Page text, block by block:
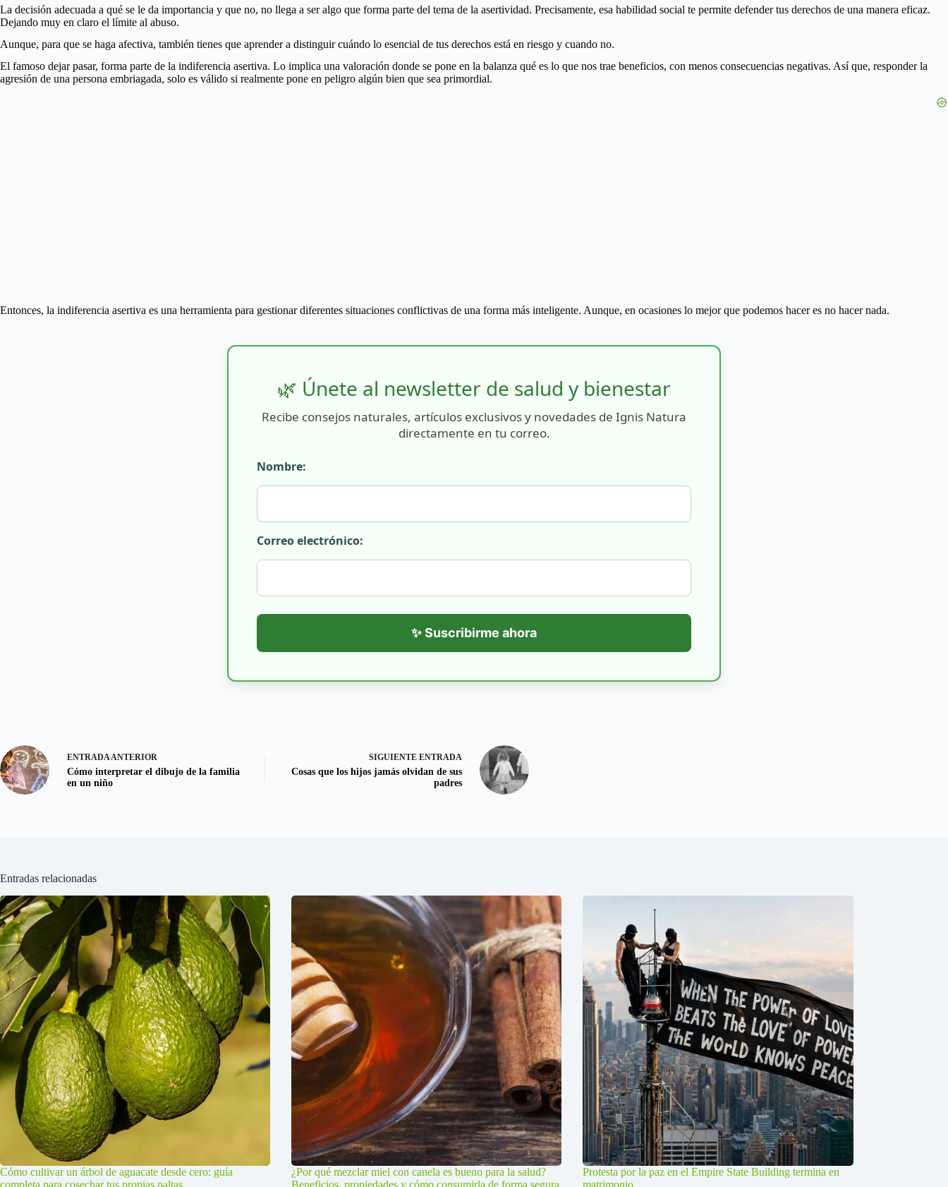
La decisión adecuada a qué se le da importancia y que no, no llega a ser algo que forma parte del tema de la asertividad. Precisamente, esa habilidad social te permite defender tus derechos de una manera eficaz.
Dejando muy en claro el límite al abuso.
Aunque, para que se haga afectiva, también tienes que aprender a distinguir cuándo lo esencial de tus derechos está en riesgo y cuando no.
El famoso dejar pasar, forma parte de la indiferencia asertiva. Lo implica una valoración donde se pone en la balanza qué es lo que nos trae beneficios, con menos consecuencias negativas. Así que, responder la
agresión de una persona embriagada, solo es válido si realmente pone en peligro algún bien que sea primordial.
Entonces, la indiferencia asertiva es una herramienta para gestionar diferentes situaciones conflictivas de una forma más inteligente. Aunque, en ocasiones lo mejor que podemos hacer es no hacer nada.
🌿 Únete al newsletter de salud y bienestar
Recibe consejos naturales, artículos exclusivos y novedades de Ignis Natura
directamente en tu correo.
Nombre:
Correo electrónico:
✨ Suscribirme ahora
ENTRADAANTERIOR
Cómo interpretar el dibujo de la familia
en un niño
SIGUIENTE ENTRADA
Cosas que los hijos jamás olvidan de sus
padres
Entradas relacionadas
Cómo cultivar un árbol de aguacate desde cero: guía
completa para cosechar tus propias paltas
¿Por qué mezclar miel con canela es bueno para la salud?
Beneficios, propiedades y cómo consumirla de forma segura
Protesta por la paz en el Empire State Building termina en
matrimonio